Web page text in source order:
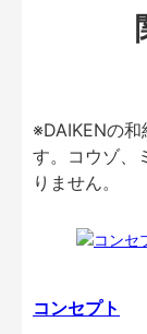
※DAIKENの
す。コウゾ、
りません。
コンセプト